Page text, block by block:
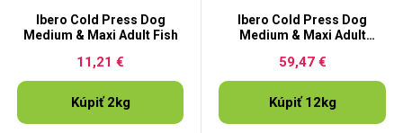
Ibero Cold Press Dog
Medium & Maxi Adult Fish
11,21 €
Kúpiť 2kg
Ibero Cold Press Dog
Medium & Maxi Adult
59,47 €
Kúpiť 12kg